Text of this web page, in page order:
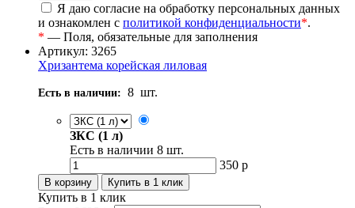
Я даю согласие на обработку персональных данных
и ознакомлен с политикой конфиденциальности*.
* — Поля, обязательные для заполнения
Артикул: 3265
Хризантема корейская лиловая
Есть в наличии: 8 шт.
ЗКС (1 л)
Есть в наличии 8 шт.
350 р
Купить в 1 клик